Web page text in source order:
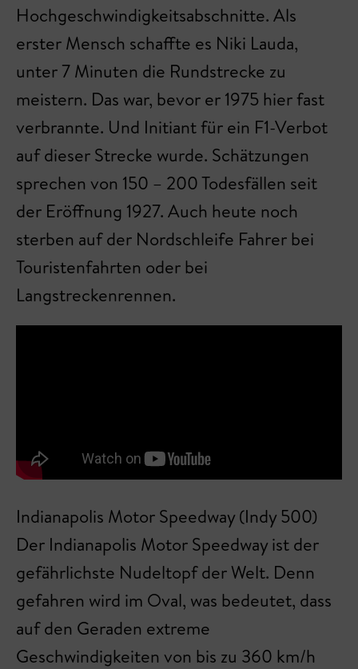
Hochgeschwindigkeitsabschnitte. Als
erster Mensch schaffte es Niki Lauda,
unter 7 Minuten die Rundstrecke zu
meistern. Das war, bevor er 1975 hier fast
verbrannte. Und Initiant für ein F1-Verbot
auf dieser Strecke wurde. Schätzungen
sprechen von 150 – 200 Todesfällen seit
der Eröffnung 1927. Auch heute noch
sterben auf der Nordschleife Fahrer bei
Touristenfahrten oder bei
Langstreckenrennen.
Indianapolis Motor Speedway (Indy 500)
Der Indianapolis Motor Speedway ist der
gefährlichste Nudeltopf der Welt. Denn
gefahren wird im Oval, was bedeutet, dass
auf den Geraden extreme
Geschwindigkeiten von bis zu 360 km/h